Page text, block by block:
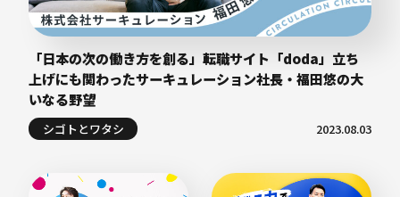
「日本の次の働き方を創る」転職サイト「doda」立ち
上げにも関わったサーキュレーション社長・福田悠の大
いなる野望
シゴトとワタシ 2023.08.03